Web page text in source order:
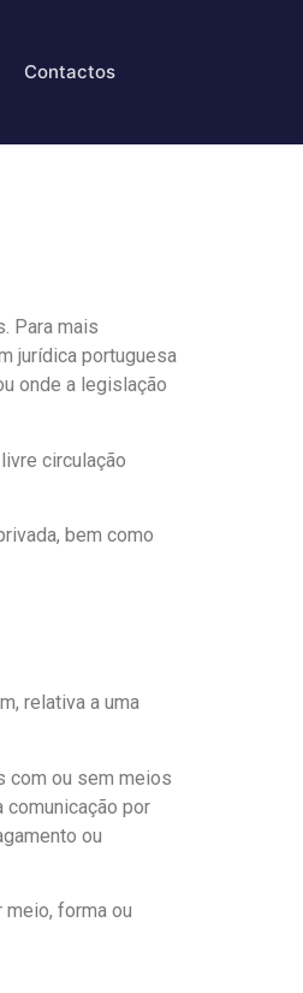
Contactos
Para mais
jurídica portuguesa
onde a legislação
circulação
bem como
relativa a uma
com ou sem meios
comunicação por
ou
forma ou